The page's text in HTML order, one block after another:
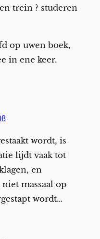
trein ? studeren
op uwen boek,
in ene keer.
wordt, is
lijdt vaak tot
en
massaal op
wordt…